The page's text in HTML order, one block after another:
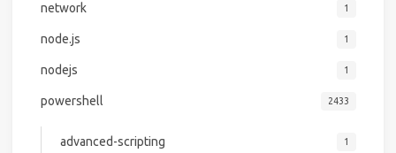
network 1
node.js 1
nodejs 1
powershell 2433
advanced-scripting 1